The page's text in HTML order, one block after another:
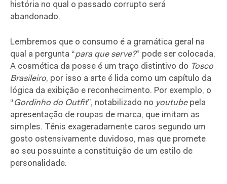
história no qual o passado corrupto será
abandonado.
Lembremos que o consumo é a gramática geral na
qual a pergunta “para que serve?” pode ser colocada.
A cosmética da posse é um traço distintivo do Tosco
Brasileiro, por isso a arte é lida como um capítulo da
lógica da exibição e reconhecimento. Por exemplo, o
“Gordinho do Outfit”, notabilizado no youtubepela
apresentação de roupas de marca, que imitam as
simples. Tênis exageradamente caros segundo um
gosto ostensivamente duvidoso, mas que promete
ao seu possuinte a constituição de um estilo de
personalidade.